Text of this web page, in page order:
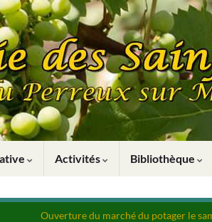
Activités Bibliothèque
Ouverture du marché du potager le